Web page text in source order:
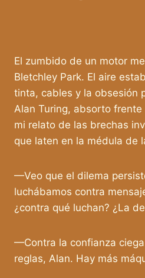
El zumbido de un motor
Bletchley Park. El aire
tinta, cables y la obsesión
Alan Turing, absorto
mi relato de las brechas
que laten en la médula de
—Veo que el dilema
luchábamos contra
¿contra qué luchan? ¿La
—Contra la confianza
reglas, Alan. Hay más